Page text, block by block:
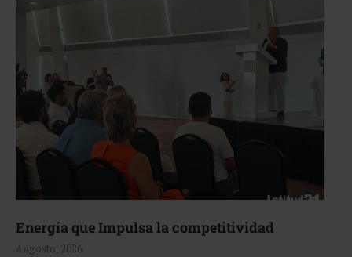
Energía que Impulsa la competitividad
4 agosto, 2026